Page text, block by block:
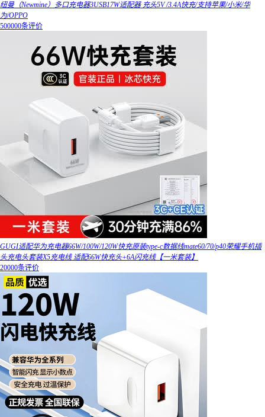
纽曼（Newmine）多口充电器3USB17W适配器 充头5V /3.4A快充/支持苹果/小米/华
为/OPPO
500000条评价
GUGI适配华为充电器66W/100W/120W快充原装type-c数据线mate60/70/p40荣耀手机插
头充电头套装X5充电线 适配66W快充头+6A闪充线【一米套装】
20000条评价